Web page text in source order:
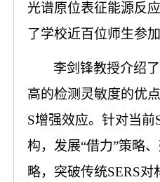
光谱原位表征能源反
了学校近百位师生参
李剑锋教授介绍
高的检测灵敏度的优
S增强效应。针对当前
构，发展“借力”策略
略，突破传统SERS对